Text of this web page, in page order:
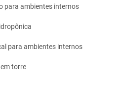
para ambientes internos
para ambientes internos
torre